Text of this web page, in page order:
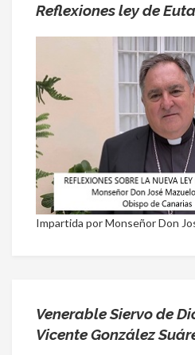
Reflexiones ley de
Impartida por Monseñor Don
Venerable Siervo de
Vicente González